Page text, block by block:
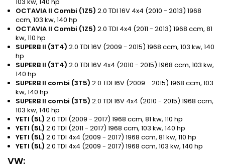
OCTAVIA II Combi (1Z5) 2.0 TDI 16V 4x4 (2010 - 2013) 1968
ccm, 103 kw, 140 hp
OCTAVIA II Combi (1Z5) 2.0 TDI 4x4 (2011 - 2013) 1968 ccm, 81
kw, 110 hp
SUPERB II (3T4) 2.0 TDI 16V (2009 - 2015) 1968 ccm, 103 kw, 140
hp
SUPERB II (3T4) 2.0 TDI 16V 4x4 (2010 - 2015) 1968 ccm, 103 kw,
140 hp
SUPERB II combi (3T5) 2.0 TDI 16V (2009 - 2015) 1968 ccm, 103
kw, 140 hp
SUPERB II combi (3T5) 2.0 TDI 16V 4x4 (2010 - 2015) 1968 ccm,
103 kw, 140 hp
YETI (5L) 2.0 TDI (2009 - 2017) 1968 ccm, 81 kw, 110 hp
YETI (5L) 2.0 TDI (2011 - 2017) 1968 ccm, 103 kw, 140 hp
YETI (5L) 2.0 TDI 4x4 (2009 - 2017) 1968 ccm, 81 kw, 110 hp
YETI (5L) 2.0 TDI 4x4 (2009 - 2017) 1968 ccm, 103 kw, 140 hp
VW: